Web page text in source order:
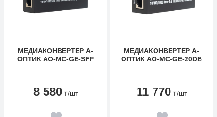
МЕДИАКОНВЕРТЕР А-
ОПТИК AO-MC-GE-SFP
8 580 ₸/шт
МЕДИАКОНВЕРТЕР А-
ОПТИК AO-MC-GE-20DB
11 770 ₸/шт